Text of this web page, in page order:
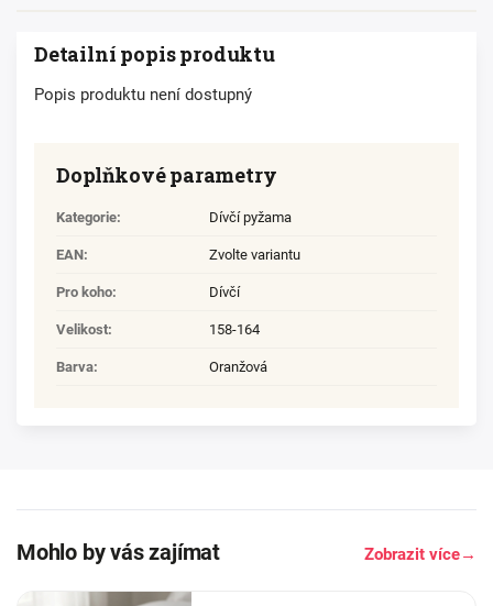
Detailní popis produktu
Popis produktu není dostupný
Doplňkové parametry
Kategorie: Dívčí pyžama
EAN: Zvolte variantu
Pro koho: Dívčí
Velikost: 158-164
Barva: Oranžová
Mohlo by vás zajímat Zobrazit více→